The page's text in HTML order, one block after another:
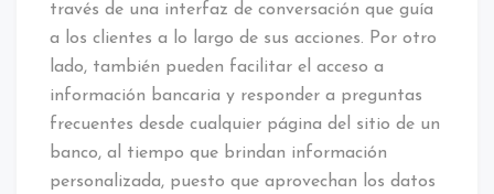
través de una interfaz de conversación que guía
a los clientes a lo largo de sus acciones. Por otro
lado, también pueden facilitar el acceso a
información bancaria y responder a preguntas
frecuentes desde cualquier página del sitio de un
banco, al tiempo que brindan información
personalizada, puesto que aprovechan los datos